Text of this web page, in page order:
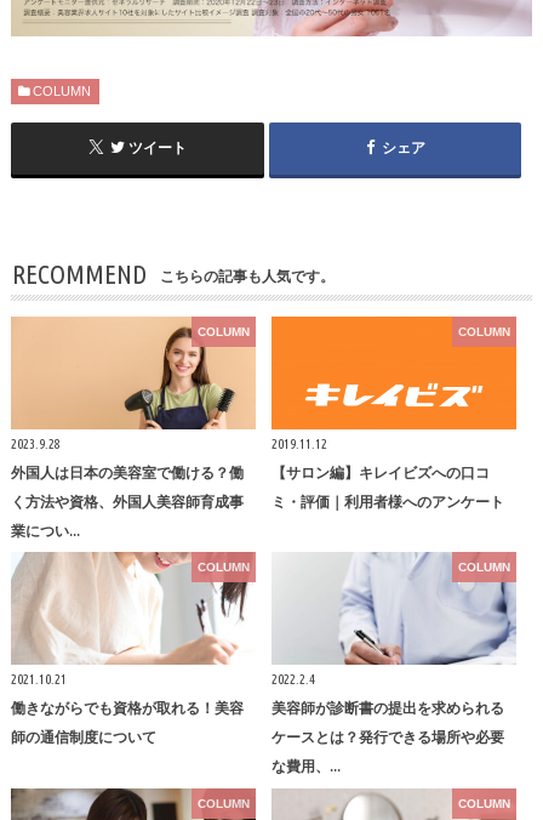
COLUMN
ツイート シェア
RECOMMEND こちらの記事も人気です。
COLUMN
2023.9.28
外国人は日本の美容室で働ける？働
く方法や資格、外国人美容師育成事
業につい…
COLUMN
2019.11.12
【サロン編】キレイビズへの口コ
ミ・評価｜利用者様へのアンケート
COLUMN
2021.10.21
働きながらでも資格が取れる！美容
師の通信制度について
COLUMN
2022.2.4
美容師が診断書の提出を求められる
ケースとは？発行できる場所や必要
な費用、…
COLUMN COLUMN